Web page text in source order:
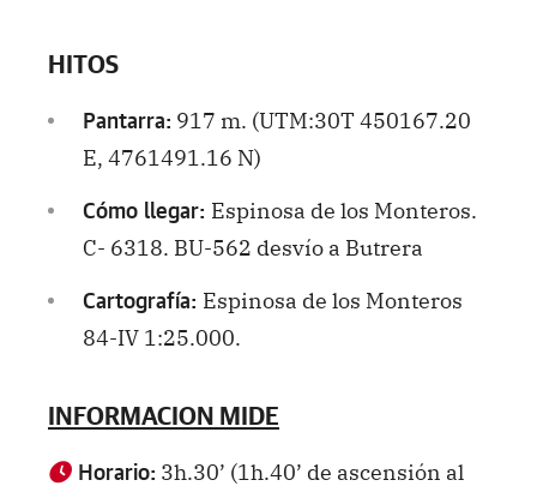
HITOS
Pantarra: 917 m. (UTM:30T 450167.20
E, 4761491.16 N)
Cómo llegar: Espinosa de los Monteros.
C- 6318. BU-562 desvío a Butrera
Cartografía: Espinosa de los Monteros
84-IV 1:25.000.
INFORMACION MIDE
Horario: 3h.30’ (1h.40’ de ascensión al